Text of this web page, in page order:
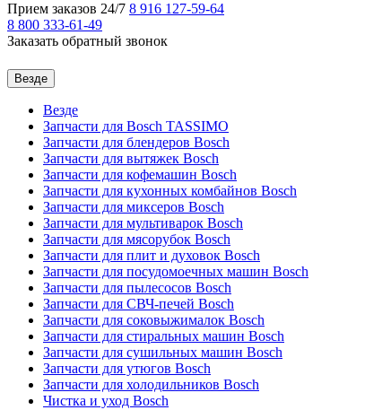
Прием заказов 24/7 8 916 127-59-64
8 800 333-61-49
Заказать обратный звонок
Везде
Везде
Запчасти для Bosch TASSIMO
Запчасти для блендеров Bosch
Запчасти для вытяжек Bosch
Запчасти для кофемашин Bosch
Запчасти для кухонных комбайнов Bosch
Запчасти для миксеров Bosch
Запчасти для мультиварок Bosch
Запчасти для мясорубок Bosch
Запчасти для плит и духовок Bosch
Запчасти для посудомоечных машин Bosch
Запчасти для пылесосов Bosch
Запчасти для СВЧ-печей Bosch
Запчасти для соковыжималок Bosch
Запчасти для стиральных машин Bosch
Запчасти для сушильных машин Bosch
Запчасти для утюгов Bosch
Запчасти для холодильников Bosch
Чистка и уход Bosch